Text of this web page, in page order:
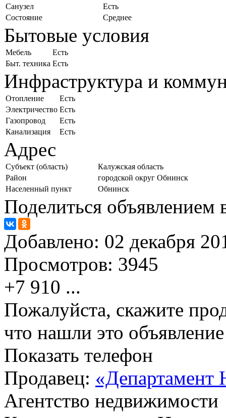
Санузел
Есть
Состояние
Среднее
Бытовые условия
Мебель
Есть
Быт. техника Есть
Инфраструктура и
Отопление
Есть
Электричество Есть
Газопровод
Есть
Канализация
Есть
Адрес
Субъект (область)
Калужская область
Район
городской округ Обнинск
Населенный пункт
Обнинск
Поделиться объявлением
Добавлено: 02 декабря
Просмотров: 3945
+7 910 ...
Пожалуйста, скажите
что нашли это
Показать телефон
Продавец: «Департамент
Агентство недвижимости